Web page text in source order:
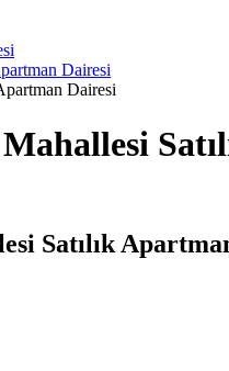
Dairesi
Dairesi
Satılık